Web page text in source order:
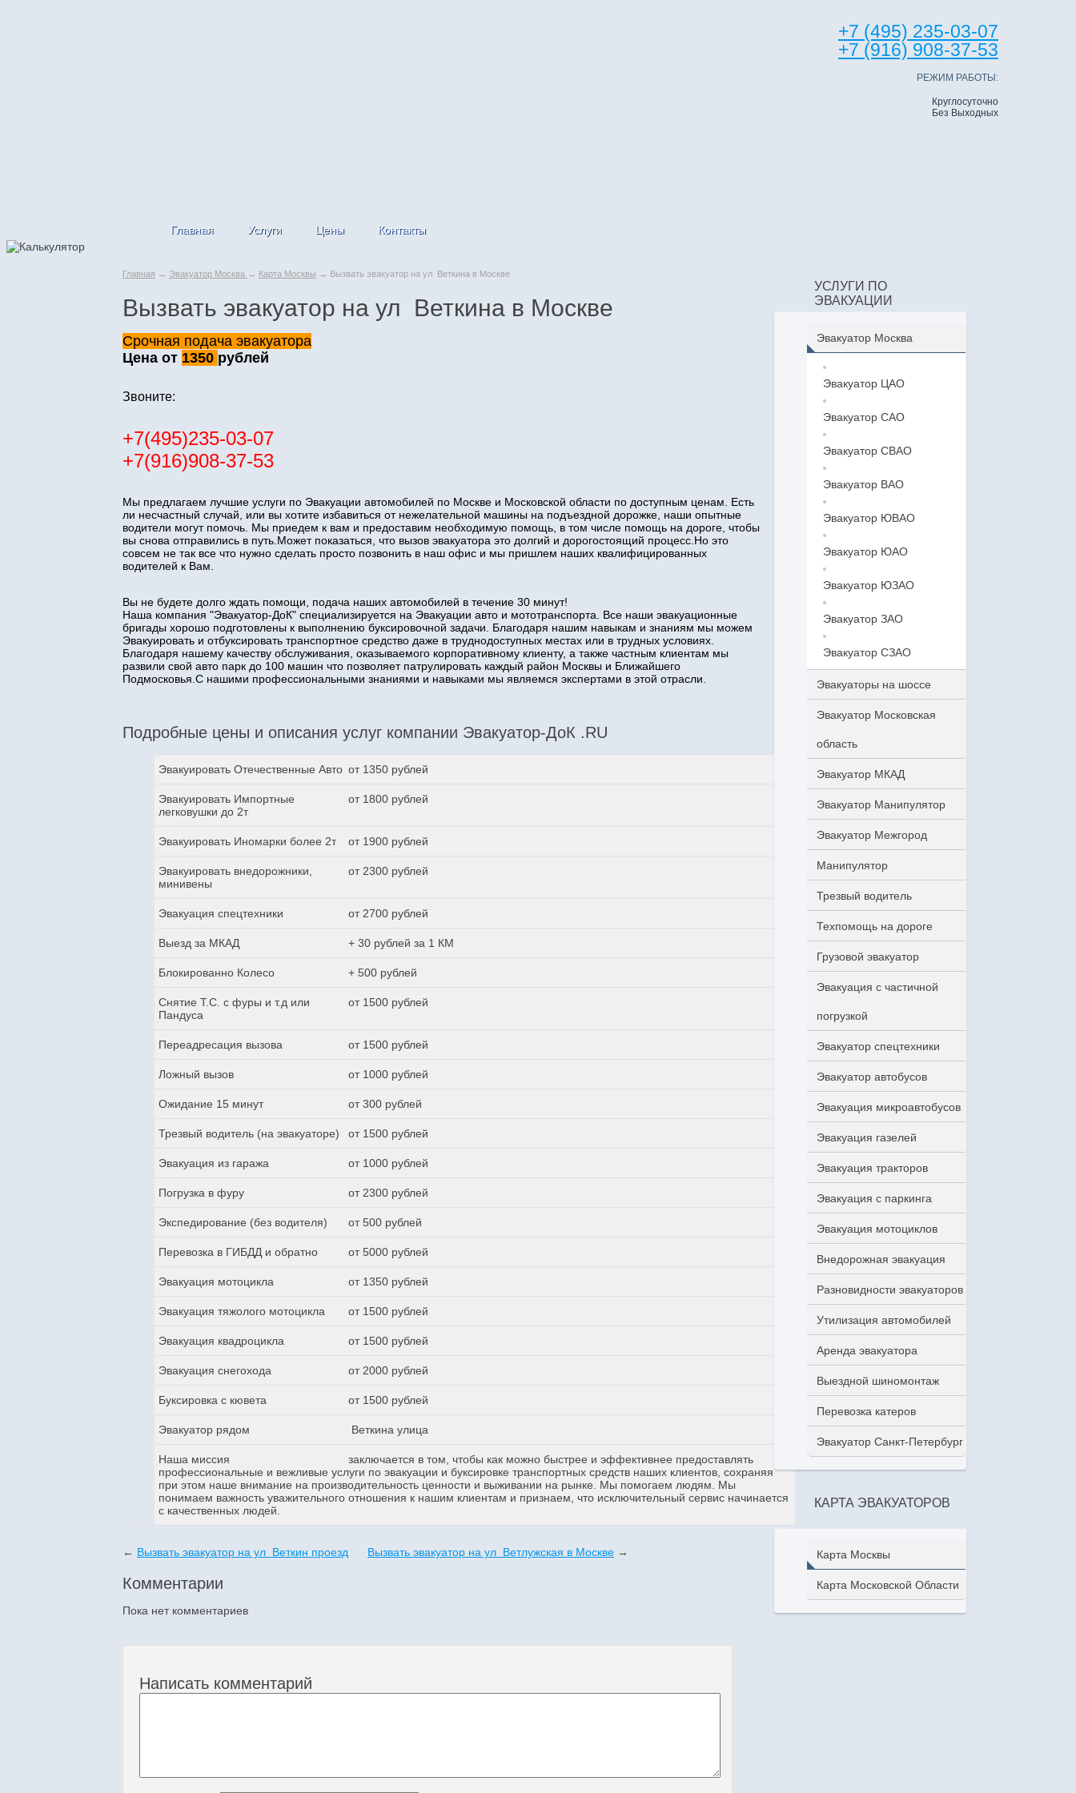
+7 (495) 235-03-07
+7 (916) 908-37-53
РЕЖИМ РАБОТЫ:
Круглосуточно
Без Выходных
Главная Услуги Цены Контакты
Главная → Эвакуатор Москва → Карта Москвы → Вызвать эвакуатор на ул Веткина в Москве
Вызвать эвакуатор на ул Веткина в Москве
Срочная подача эвакуатора
Цена от 1350 рублей
Звоните:
+7(495)235-03-07
+7(916)908-37-53
Мы предлагаем лучшие услуги по Эвакуации автомобилей по Москве и Московской области по доступным ценам. Есть
ли несчастный случай, или вы хотите избавиться от нежелательной машины на подъездной дорожке, наши опытные
водители могут помочь. Мы приедем к вам и предоставим необходимую помощь, в том числе помощь на дороге, чтобы
вы снова отправились в путь.Может показаться, что вызов эвакуатора это долгий и дорогостоящий процесс.Но это
совсем не так все что нужно сделать просто позвонить в наш офис и мы пришлем наших квалифицированных
водителей к Вам.
Вы не будете долго ждать помощи, подача наших автомобилей в течение 30 минут!
Наша компания "Эвакуатор-ДоК" специализируется на Эвакуации авто и мототранспорта. Все наши эвакуационные
бригады хорошо подготовлены к выполнению буксировочной задачи. Благодаря нашим навыкам и знаниям мы можем
Эвакуировать и отбуксировать транспортное средство даже в труднодоступных местах или в трудных условиях.
Благодаря нашему качеству обслуживания, оказываемого корпоративному клиенту, а также частным клиентам мы
развили свой авто парк до 100 машин что позволяет патрулировать каждый район Москвы и Ближайшего
Подмосковья.С нашими профессиональными знаниями и навыками мы являемся экспертами в этой отрасли.
Подробные цены и описания услуг компании Эвакуатор-ДоК .RU
Эвакуировать Отечественные Авто от 1350 рублей
Эвакуировать Импортные
легковушки до 2т
от 1800 рублей
Эвакуировать Иномарки более 2т от 1900 рублей
Эвакуировать внедорожники,
минивены
от 2300 рублей
Эвакуация спецтехники от 2700 рублей
Выезд за МКАД + 30 рублей за 1 КМ
Блокированно Колесо + 500 рублей
Снятие Т.С. с фуры и т.д или
Пандуса
от 1500 рублей
Переадресация вызова от 1500 рублей
Ложный вызов от 1000 рублей
Ожидание 15 минут от 300 рублей
Трезвый водитель (на эвакуаторе) от 1500 рублей
Эвакуация из гаража от 1000 рублей
Погрузка в фуру от 2300 рублей
Экспедирование (без водителя) от 500 рублей
Перевозка в ГИБДД и обратно от 5000 рублей
Эвакуация мотоцикла от 1350 рублей
Эвакуация тяжолого мотоцикла от 1500 рублей
Эвакуация квадроцикла от 1500 рублей
Эвакуация снегохода от 2000 рублей
Буксировка с кювета от 1500 рублей
Эвакуатор рядом Веткина улица
Наша миссия
заключается в том, чтобы как можно быстрее и эффективнее предоставлять
профессиональные и вежливые услуги по эвакуации и буксировке транспортных средств наших клиентов, сохраняя
при этом наше внимание на производительность ценности и выживании на рынке. Мы помогаем людям. Мы
понимаем важность уважительного отношения к нашим клиентам и признаем, что исключительный сервис начинается
с качественных людей.
← Вызвать эвакуатор на ул Веткин проезд Вызвать эвакуатор на ул Ветлужская в Москве →
Комментарии
Пока нет комментариев
Написать комментарий
УСЛУГИ ПО
ЭВАКУАЦИИ
Эвакуатор Москва
Эвакуатор ЦАО
Эвакуатор САО
Эвакуатор СВАО
Эвакуатор ВАО
Эвакуатор ЮВАО
Эвакуатор ЮАО
Эвакуатор ЮЗАО
Эвакуатор ЗАО
Эвакуатор СЗАО
Эвакуаторы на шоссе
Эвакуатор Московская
область
Эвакуатор МКАД
Эвакуатор Манипулятор
Эвакуатор Межгород
Манипулятор
Трезвый водитель
Техпомощь на дороге
Грузовой эвакуатор
Эвакуация с частичной
погрузкой
Эвакуатор спецтехники
Эвакуатор автобусов
Эвакуация микроавтобусов
Эвакуация газелей
Эвакуация тракторов
Эвакуация с паркинга
Эвакуация мотоциклов
Внедорожная эвакуация
Разновидности эвакуаторов
Утилизация автомобилей
Аренда эвакуатора
Выездной шиномонтаж
Перевозка катеров
Эвакуатор Санкт-Петербург
КАРТА ЭВАКУАТОРОВ
Карта Москвы
Карта Московской Области